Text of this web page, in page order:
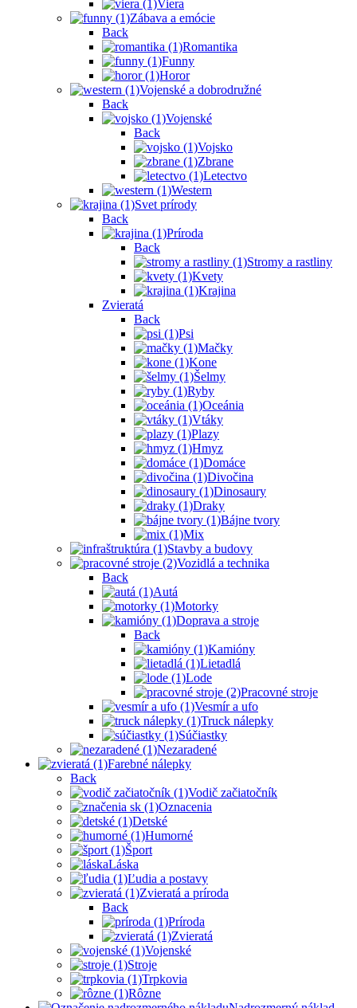
Viera
Zábava a emócie
Back
Romantika
Funny
Horor
Vojenské a dobrodružné
Back
Vojenské
Back
Vojsko
Zbrane
Letectvo
Western
Svet prírody
Back
Príroda
Back
Stromy a rastliny
Kvety
Krajina
Zvieratá
Back
Psi
Mačky
Kone
Šelmy
Ryby
Oceánia
Vtáky
Plazy
Hmyz
Domáce
Divočina
Dinosaury
Draky
Bájne tvory
Mix
Stavby a budovy
Vozidlá a technika
Back
Autá
Motorky
Doprava a stroje
Back
Kamióny
Lietadlá
Lode
Pracovné stroje
Vesmír a ufo
Truck nálepky
Súčiastky
Nezaradené
Farebné nálepky
Back
Vodič začiatočník
Oznacenia
Detské
Humorné
Šport
Láska
Ľudia a postavy
Zvieratá a príroda
Back
Príroda
Zvieratá
Vojenské
Stroje
Trpkovia
Rôzne